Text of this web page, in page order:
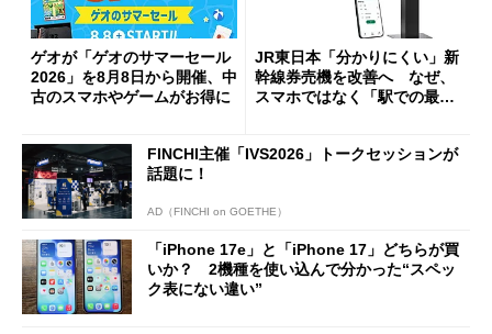
ゲオが「ゲオのサマーセール
2026」を8月8日から開催、中
古のスマホやゲームがお得に
JR東日本「分かりにくい」新
幹線券売機を改善へ なぜ、
スマホではなく「駅での最短
FINCHI主催「IVS2026」トークセッションが
話題に！
AD（FINCHI on GOETHE）
「iPhone 17e」と「iPhone 17」どちらが買
いか？ 2機種を使い込んで分かった“スペッ
ク表にない違い”